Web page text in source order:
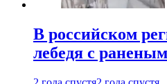
В российском
лебедя с